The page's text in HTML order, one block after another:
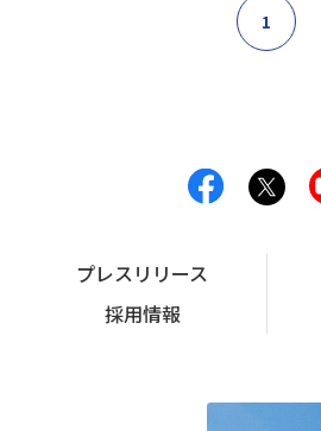
1
プレスリリース
採用情報